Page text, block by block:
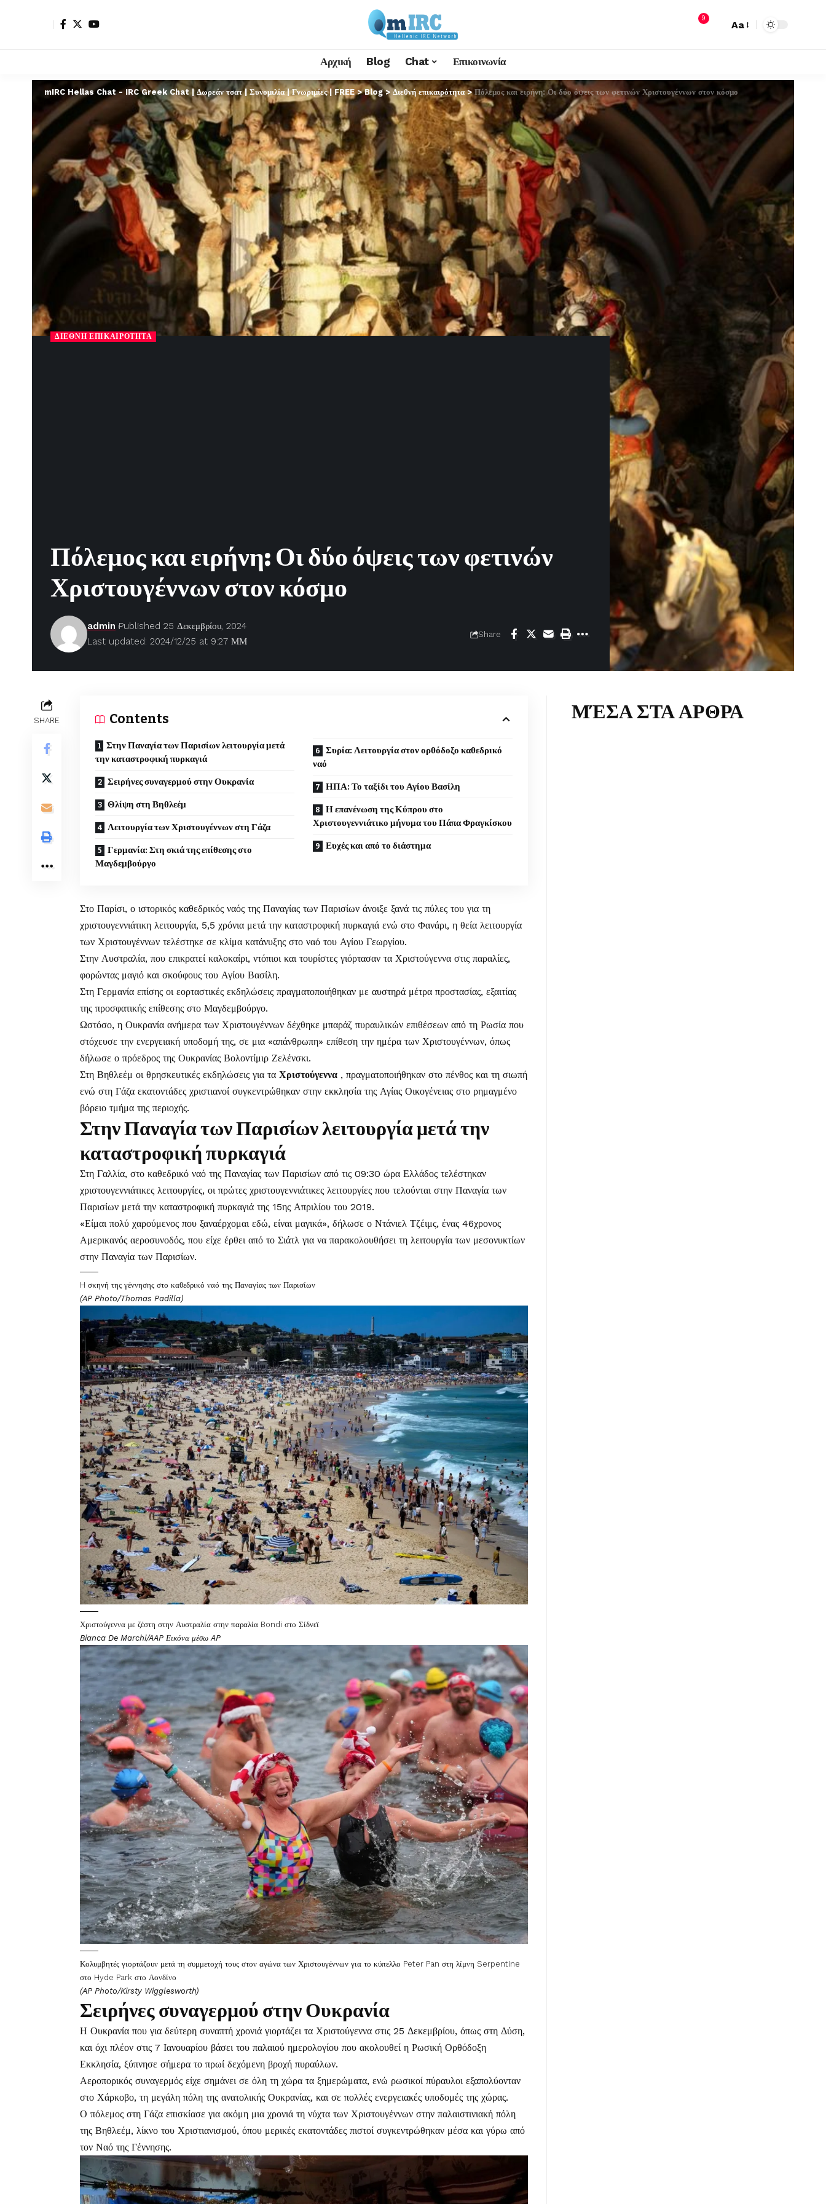
9
Aa
Αρχική Blog Chat Επικοινωνία
mIRC Hellas Chat - IRC Greek Chat | Δωρεάν τσατ | Συνομιλία | Γνωριμίες | FREE>Blog>Διεθνή επικαιρότητα>Πόλεμος και ειρήνη: Οι δύο όψεις των φετινών Χριστουγέννων στον κόσμο
ΔΙΕΘΝΉ ΕΠΙΚΑΙΡΌΤΗΤΑ
Πόλεμος και ειρήνη: Οι δύο όψεις των φετινών
Χριστουγέννων στον κόσμο
Last updated: 2024/12/25 at 9:27 ΜΜ
admin Published 25 Δεκεμβρίου, 2024
Share
SHARE Contents
Στην Παναγία των Παρισίων λειτουργία μετά
την καταστροφική πυρκαγιά
Σειρήνες συναγερμού στην Ουκρανία
Θλίψη στη Βηθλεέμ
Λειτουργία των Χριστουγέννων στη Γάζα
Γερμανία: Στη σκιά της επίθεσης στο
Μαγδεμβούργο
Συρία: Λειτουργία στον ορθόδοξο καθεδρικό
ναό
ΗΠΑ: Το ταξίδι του Αγίου Βασίλη
Η επανένωση της Κύπρου στο
Χριστουγεννιάτικο μήνυμα του Πάπα Φραγκίσκου
Ευχές και από το διάστημα
Στο Παρίσι, ο ιστορικός καθεδρικός ναός της Παναγίας των Παρισίων άνοιξε ξανά τις πύλες του για τη
χριστουγεννιάτικη λειτουργία, 5,5 χρόνια μετά την καταστροφική πυρκαγιά ενώ στο Φανάρι, η θεία λειτουργία
των Χριστουγέννων τελέστηκε σε κλίμα κατάνυξης στο ναό του Αγίου Γεωργίου.
Στην Αυστραλία, που επικρατεί καλοκαίρι, ντόπιοι και τουρίστες γιόρτασαν τα Χριστούγεννα στις παραλίες,
φορώντας μαγιό και σκούφους του Αγίου Βασίλη.
Στη Γερμανία επίσης οι εορταστικές εκδηλώσεις πραγματοποιήθηκαν με αυστηρά μέτρα προστασίας, εξαιτίας
της προσφατικής επίθεσης στο Μαγδεμβούργο.
Ωστόσο, η Ουκρανία ανήμερα των Χριστουγέννων δέχθηκε μπαράζ πυραυλικών επιθέσεων από τη Ρωσία που
στόχευσε την ενεργειακή υποδομή της, σε μια «απάνθρωπη» επίθεση την ημέρα των Χριστουγέννων, όπως
δήλωσε ο πρόεδρος της Ουκρανίας Βολοντίμιρ Ζελένσκι.
Στη Βηθλεέμ οι θρησκευτικές εκδηλώσεις για τα Χριστούγεννα , πραγματοποιήθηκαν στο πένθος και τη σιωπή
ενώ στη Γάζα εκατοντάδες χριστιανοί συγκεντρώθηκαν στην εκκλησία της Αγίας Οικογένειας στο ρημαγμένο
βόρειο τμήμα της περιοχής.
Στην Παναγία των Παρισίων λειτουργία μετά την
καταστροφική πυρκαγιά
Στη Γαλλία, στο καθεδρικό ναό της Παναγίας των Παρισίων από τις 09:30 ώρα Ελλάδος τελέστηκαν
χριστουγεννιάτικες λειτουργίες, οι πρώτες χριστουγεννιάτικες λειτουργίες που τελούνται στην Παναγία των
Παρισίων μετά την καταστροφική πυρκαγιά της 15ης Απριλίου του 2019.
«Είμαι πολύ χαρούμενος που ξαναέρχομαι εδώ, είναι μαγικά», δήλωσε ο Ντάνιελ Τζέιμς, ένας 46χρονος
Αμερικανός αεροσυνοδός, που είχε έρθει από το Σιάτλ για να παρακολουθήσει τη λειτουργία των μεσονυκτίων
στην Παναγία των Παρισίων.
H σκηνή της γέννησης στο καθεδρικό ναό της Παναγίας των Παρισίων
(AP Photo/Thomas Padilla)
Χριστούγεννα με ζέστη στην Αυστραλία στην παραλία Bondi στο Σίδνεϊ
Bianca De Marchi/AAP Εικόνα μέσω AP
Κολυμβητές γιορτάζουν μετά τη συμμετοχή τους στον αγώνα των Χριστουγέννων για το κύπελλο Peter Pan στη λίμνη Serpentine
στο Hyde Park στο Λονδίνο
(AP Photo/Kirsty Wigglesworth)
Σειρήνες συναγερμού στην Ουκρανία
Η Ουκρανία που για δεύτερη συναπτή χρονιά γιορτάζει τα Χριστούγεννα στις 25 Δεκεμβρίου, όπως στη Δύση,
και όχι πλέον στις 7 Ιανουαρίου βάσει του παλαιού ημερολογίου που ακολουθεί η Ρωσική Ορθόδοξη
Εκκλησία, ξύπνησε σήμερα το πρωί δεχόμενη βροχή πυραύλων.
Αεροπορικός συναγερμός είχε σημάνει σε όλη τη χώρα τα ξημερώματα, ενώ ρωσικοί πύραυλοι εξαπολύονταν
στο Χάρκοβο, τη μεγάλη πόλη της ανατολικής Ουκρανίας, και σε πολλές ενεργειακές υποδομές της χώρας.
Ο πόλεμος στη Γάζα επισκίασε για ακόμη μια χρονιά τη νύχτα των Χριστουγέννων στην παλαιστινιακή πόλη
της Βηθλεέμ, λίκνο του Χριστιανισμού, όπου μερικές εκατοντάδες πιστοί συγκεντρώθηκαν μέσα και γύρω από
τον Ναό της Γέννησης.
ΜΈΣΑ ΣΤΑ ΑΡΘΡΑ